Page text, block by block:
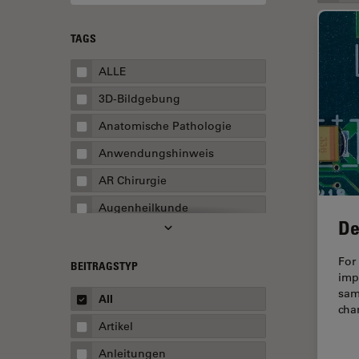
TAGS
ALLE
3D-Bildgebung
Anatomische Pathologie
Anwendungshinweis
AR Chirurgie
Augenheilkunde
Augmented Reality
Ausbildung
Transport
BEITRAGSTYP
All
Artikel
Anleitungen